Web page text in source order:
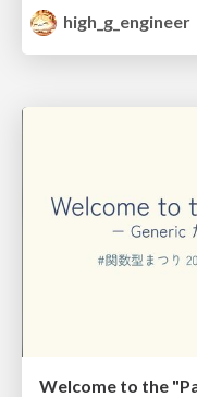
high_g_engineer